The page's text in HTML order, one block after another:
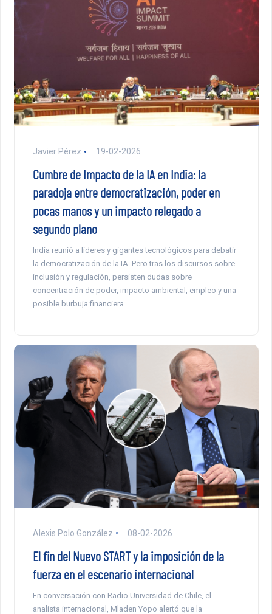
Javier Pérez 19-02-2026
Cumbre de Impacto de la IA en India: la
paradoja entre democratización, poder en
pocas manos y un impacto relegado a
segundo plano
India reunió a líderes y gigantes tecnológicos para debatir
la democratización de la IA. Pero tras los discursos sobre
inclusión y regulación, persisten dudas sobre
concentración de poder, impacto ambiental, empleo y una
posible burbuja financiera.
Alexis Polo González 08-02-2026
El fin del Nuevo START y la imposición de la
fuerza en el escenario internacional
En conversación con Radio Universidad de Chile, el
analista internacional, Mladen Yopo alertó que la